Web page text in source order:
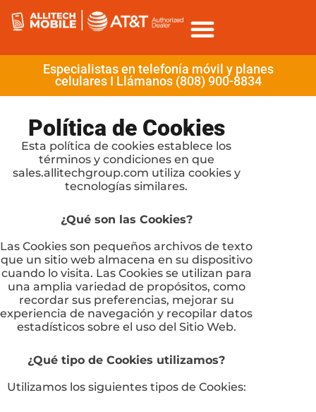
Especialistas en telefonía móvil y planes
celulares I Llámanos (808) 900-8834
Política de Cookies
Esta política de cookies establece los
términos y condiciones en que
sales.allitechgroup.com utiliza cookies y
tecnologías similares.
¿Qué son las Cookies?
Las Cookies son pequeños archivos de texto
que un sitio web almacena en su dispositivo
cuando lo visita. Las Cookies se utilizan para
una amplia variedad de propósitos, como
recordar sus preferencias, mejorar su
experiencia de navegación y recopilar datos
estadísticos sobre el uso del Sitio Web.
¿Qué tipo de Cookies utilizamos?
Utilizamos los siguientes tipos de Cookies: